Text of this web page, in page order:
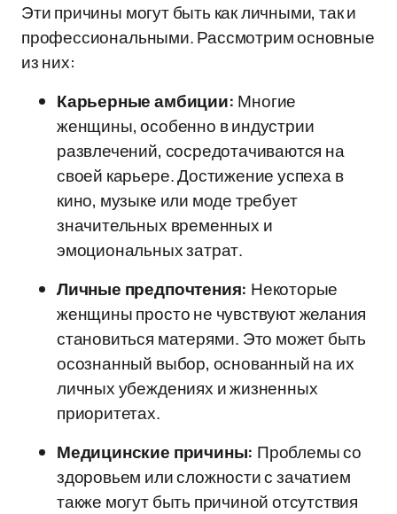
Эти причины могут быть как личными, так и
профессиональными. Рассмотрим основные
из них:
Карьерные амбиции: Многие
женщины, особенно в индустрии
развлечений, сосредотачиваются на
своей карьере. Достижение успеха в
кино, музыке или моде требует
значительных временных и
эмоциональных затрат.
Личные предпочтения: Некоторые
женщины просто не чувствуют желания
становиться матерями. Это может быть
осознанный выбор, основанный на их
личных убеждениях и жизненных
приоритетах.
Медицинские причины: Проблемы со
здоровьем или сложности с зачатием
также могут быть причиной отсутствия